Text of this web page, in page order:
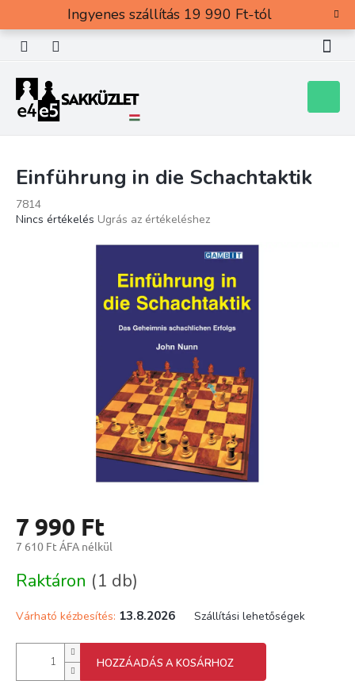
tartalomhoz
Ingyenes szállítás 19 990 Ft-tól
Einführung in die Schachtaktik
7814
A
Nincs értékelés Ugrás az értékeléshez
7 990 Ft
7 610 Ft ÁFA nélkül
Raktáron (1 db)
Várható kézbesítés: 13.8.2026 Szállítási lehetőségek
HOZZÁADÁS A KOSÁRHOZ